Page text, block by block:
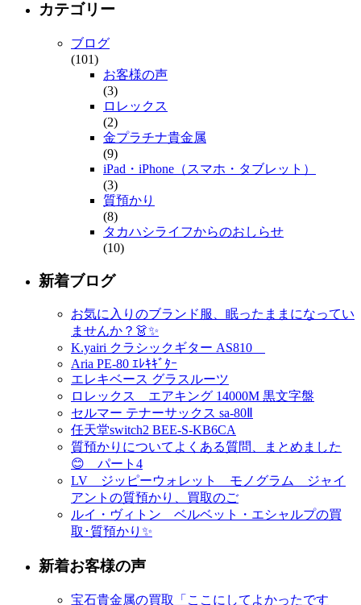
カテゴリー
ブログ
(101)
お客様の声
(3)
ロレックス
(2)
金プラチナ貴金属
(9)
iPad・iPhone（スマホ・タブレット）
(3)
質預かり
(8)
タカハシライフからのおしらせ
(10)
新着ブログ
お気に入りのブランド服、眠ったままになってい
ませんか？👗✨
K.yairi クラシックギター AS810
Aria PE-80 ｴﾚｷｷﾞﾀｰ
エレキベース グラスルーツ
ロレックス エアキング 14000M 黒文字盤
セルマー テナーサックス sa-80Ⅱ
任天堂switch2 BEE-S-KB6CA
質預かりについてよくある質問、まとめました
😊 パート4
LV ジッピーウォレット モノグラム ジャイ
アントの質預かり、買取のご
ルイ・ヴィトン ベルベット・エシャルプの買
取･質預かり✨
新着お客様の声
宝石貴金属の買取「ここにしてよかったです